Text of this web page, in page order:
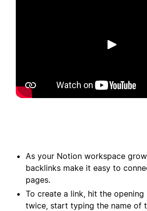
As your Notion workspace
backlinks make it easy to
pages.
To create a link, hit the
twice, start typing the name of